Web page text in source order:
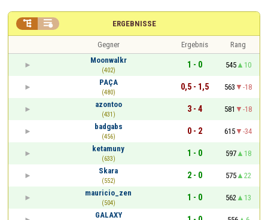
ERGEBNISSE
 
Gegner Ergebnis
Rang
Moonwalkr
(402)
1 - 0 545
10
PAÇA
(480)
0,5 - 1,5 563
-18
azontoo
(431)
3 - 4 581
-18
badgabs
(456)
0 - 2 615
-34
ketamuny
(633)
1 - 0 597
18
Skara
(552)
2 - 0 575
22
mauricio_zen
(504)
1 - 0 562
13
GALAXY